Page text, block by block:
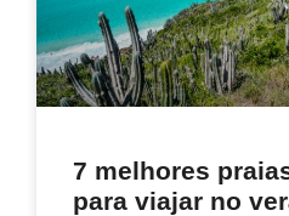
7 melhores
para viajar no